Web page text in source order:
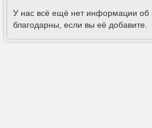
У нас всё ещё нет информации
благодарны, если вы её добавите.